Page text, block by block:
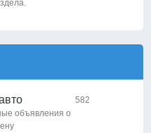
объявления о
582